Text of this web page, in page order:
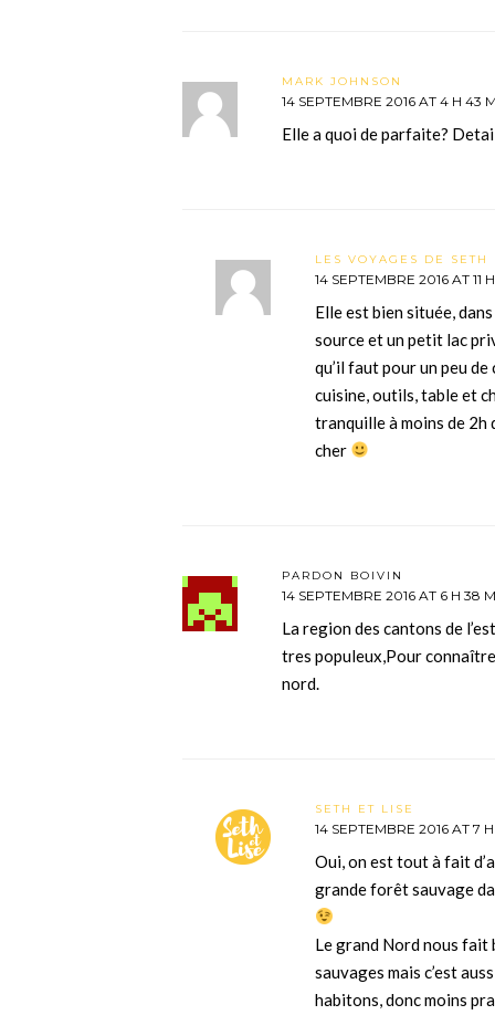
MARK JOHNSON
14 SEPTEMBRE 2016 AT 4 H 43
Elle a quoi de parfaite?
LES VOYAGES DE SETH
14 SEPTEMBRE 2016 AT 11
Elle est bien située,
source et un petit lac
qu’il faut pour un peu
cuisine, outils, table et
tranquille à moins de
cher
PARDON BOIVIN
14 SEPTEMBRE 2016 AT 6 H 38
La region des cantons de
tres populeux,Pour
nord.
SETH ET LISE
14 SEPTEMBRE 2016 AT 7
Oui, on est tout à fait
grande forêt sauvage
Le grand Nord nous fait
sauvages mais c’est
habitons, donc moins